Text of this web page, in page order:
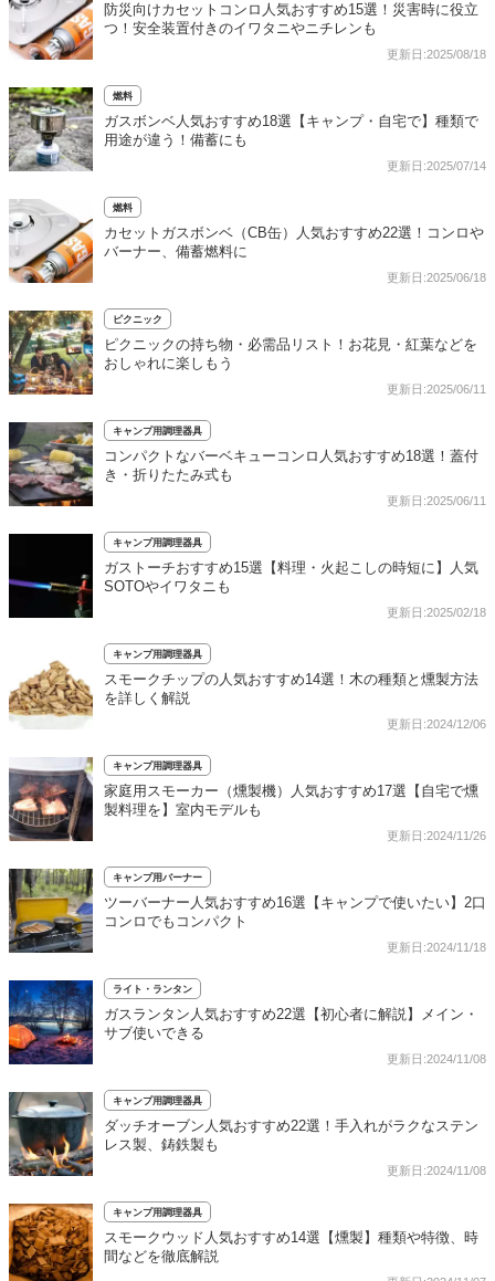
防災向けカセットコンロ人気おすすめ15選！災害時に役立
つ！安全装置付きのイワタニやニチレンも
更新日:2025/08/18
燃料
ガスボンベ人気おすすめ18選【キャンプ・自宅で】種類で
用途が違う！備蓄にも
更新日:2025/07/14
燃料
カセットガスボンベ（CB缶）人気おすすめ22選！コンロや
バーナー、備蓄燃料に
更新日:2025/06/18
ピクニック
ピクニックの持ち物・必需品リスト！お花見・紅葉などを
おしゃれに楽しもう
更新日:2025/06/11
キャンプ用調理器具
コンパクトなバーベキューコンロ人気おすすめ18選！蓋付
き・折りたたみ式も
更新日:2025/06/11
キャンプ用調理器具
ガストーチおすすめ15選【料理・火起こしの時短に】人気
SOTOやイワタニも
更新日:2025/02/18
キャンプ用調理器具
スモークチップの人気おすすめ14選！木の種類と燻製方法
を詳しく解説
更新日:2024/12/06
キャンプ用調理器具
家庭用スモーカー（燻製機）人気おすすめ17選【自宅で燻
製料理を】室内モデルも
更新日:2024/11/26
キャンプ用バーナー
ツーバーナー人気おすすめ16選【キャンプで使いたい】2口
コンロでもコンパクト
更新日:2024/11/18
ライト・ランタン
ガスランタン人気おすすめ22選【初心者に解説】メイン・
サブ使いできる
更新日:2024/11/08
キャンプ用調理器具
ダッチオーブン人気おすすめ22選！手入れがラクなステン
レス製、鋳鉄製も
更新日:2024/11/08
キャンプ用調理器具
スモークウッド人気おすすめ14選【燻製】種類や特徴、時
間などを徹底解説